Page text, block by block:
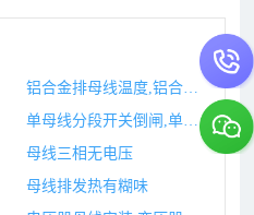
铝合金排母线温度,铝合金母线槽型材批发市场在哪里
单母线分段开关倒闸,单母线分段开关的原则是什么
母线三相无电压
母线排发热有糊味